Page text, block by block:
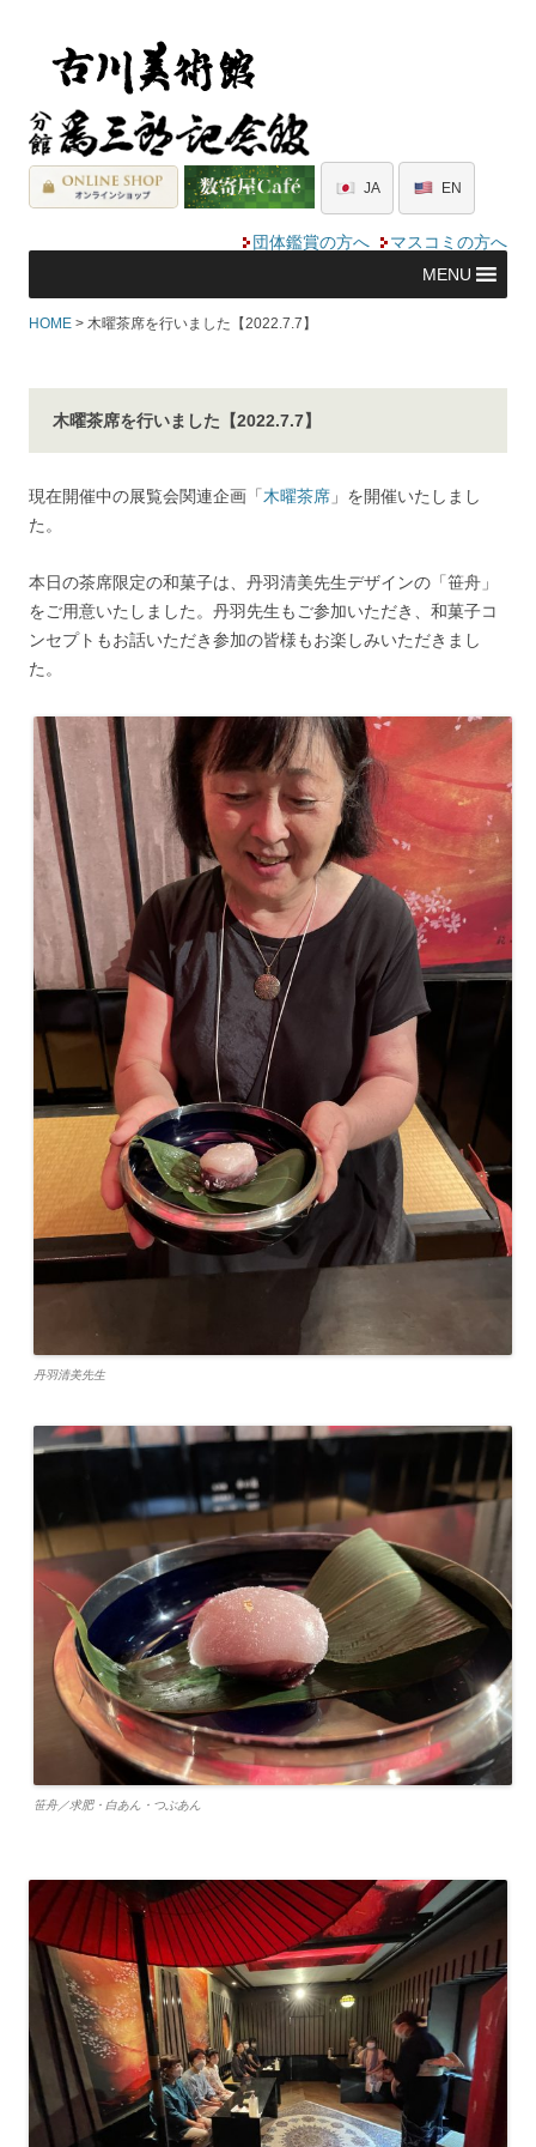
JA EN
団体鑑賞の方へ
マスコミの方へ
MENU
HOME > 木曜茶席を行いました【2022.7.7】
木曜茶席を行いました【2022.7.7】
現在開催中の展覧会関連企画「木曜茶席 」を開催いたしまし
た。
本日の茶席限定の和菓子は、丹羽清美先生デザインの「笹舟」
をご用意いたしました。丹羽先生もご参加いただき、和菓子コ
ンセプトもお話いただき参加の皆様もお楽しみいただきまし
た。
丹羽清美先生
笹舟／求肥・白あん・つぶあん